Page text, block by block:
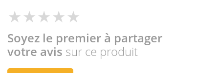
Soyez le premier à partager
votre avis sur ce produit